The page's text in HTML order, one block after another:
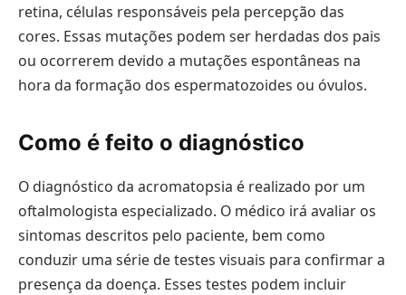
retina, células responsáveis pela percepção das
cores. Essas mutações podem ser herdadas dos pais
ou ocorrerem devido a mutações espontâneas na
hora da formação dos espermatozoides ou óvulos.
Como é feito o diagnóstico
O diagnóstico da acromatopsia é realizado por um
oftalmologista especializado. O médico irá avaliar os
sintomas descritos pelo paciente, bem como
conduzir uma série de testes visuais para confirmar a
presença da doença. Esses testes podem incluir